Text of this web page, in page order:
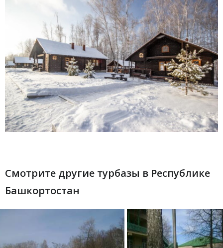
Смотрите другие турбазы в Республике
Башкортостан